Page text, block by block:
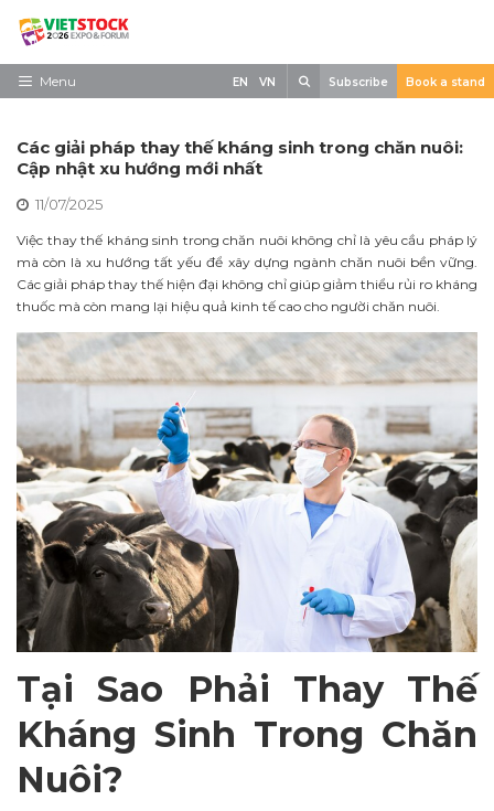
Skip
contentMenu
Về triển lãm
Trưng Bày
Tham Quan
Tin tức
Liên Hệ
EN VN Subscribe Book a stand
Các giải pháp thay thế kháng sinh trong chăn nuôi:
Cập nhật xu hướng mới nhất
11/07/2025
Việc thay thế kháng sinh trong chăn nuôi không chỉ là yêu cầu pháp lý
mà còn là xu hướng tất yếu để xây dựng ngành chăn nuôi bền vững.
Các giải pháp thay thế hiện đại không chỉ giúp giảm thiểu rủi ro kháng
thuốc mà còn mang lại hiệu quả kinh tế cao cho người chăn nuôi.
Tại Sao Phải Thay Thế
Kháng Sinh Trong Chăn
Nuôi?